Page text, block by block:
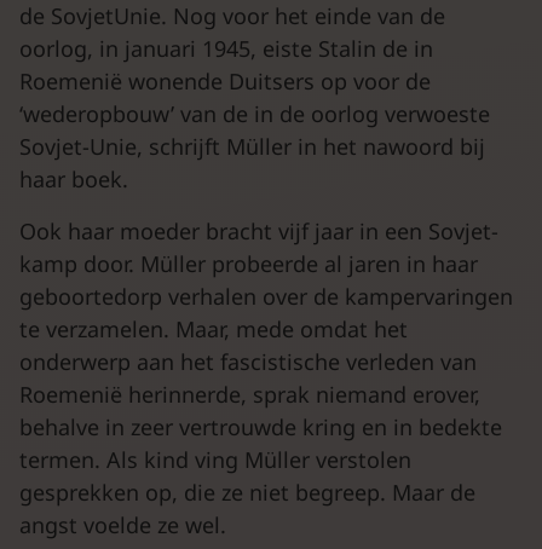
de SovjetUnie. Nog voor het einde van de
oorlog, in januari 1945, eiste Stalin de in
Roemenië wonende Duitsers op voor de
‘wederopbouw’ van de in de oorlog verwoeste
Sovjet-Unie, schrijft Müller in het nawoord bij
haar boek.
Ook haar moeder bracht vijf jaar in een Sovjet-
kamp door. Müller probeerde al jaren in haar
geboortedorp verhalen over de kampervaringen
te verzamelen. Maar, mede omdat het
onderwerp aan het fascistische verleden van
Roemenië herinnerde, sprak niemand erover,
behalve in zeer vertrouwde kring en in bedekte
termen. Als kind ving Müller verstolen
gesprekken op, die ze niet begreep. Maar de
angst voelde ze wel.